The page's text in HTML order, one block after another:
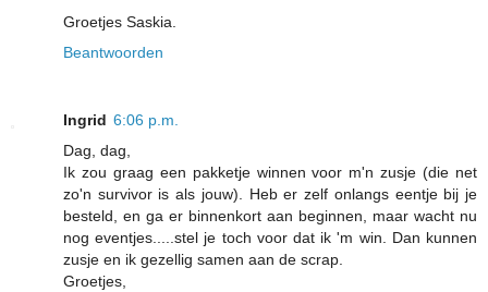
Groetjes Saskia.
Beantwoorden
Ingrid 6:06 p.m.
Dag, dag,
Ik zou graag een pakketje winnen voor m'n zusje (die net
zo'n survivor is als jouw). Heb er zelf onlangs eentje bij je
besteld, en ga er binnenkort aan beginnen, maar wacht nu
nog eventjes.....stel je toch voor dat ik 'm win. Dan kunnen
zusje en ik gezellig samen aan de scrap.
Groetjes,